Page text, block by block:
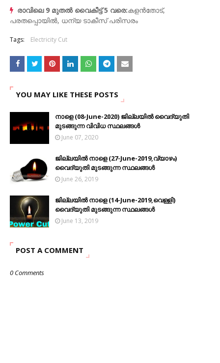
രാവിലെ 9 മുതൽ വൈകീട്ട് 5 വരെ:കളൻതോട്,
പരതപ്പൊയിൽ, ധന്യ ടാകീസ് പരിസരം
Tags: Electricity Cut
YOU MAY LIKE THESE POSTS
നാളെ (08-June-2020) ജില്ലയിൽ വൈദ്യുതി
മുടങ്ങുന്ന വിവിധ സ്ഥലങ്ങൾ
June 07, 2020
ജില്ലയിൽ നാളെ (27-June-2019,വ്യാഴം)
വൈദ്യുതി മുടങ്ങുന്ന സ്ഥലങ്ങൾ
June 26, 2019
ജില്ലയിൽ നാളെ (14-June-2019,വെള്ളി)
വൈദ്യുതി മുടങ്ങുന്ന സ്ഥലങ്ങൾ
June 13, 2019
POST A COMMENT
0 Comments